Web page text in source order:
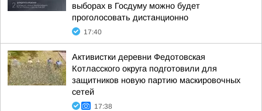
выборах в Госдуму можно будет
проголосовать дистанционно
17:40
Активистки деревни Федотовская
Котласского округа подготовили для
защитников новую партию маскировочных
сетей
17:38